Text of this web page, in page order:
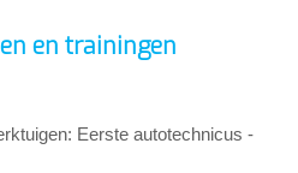
en trainingen
Eerste autotechnicus -